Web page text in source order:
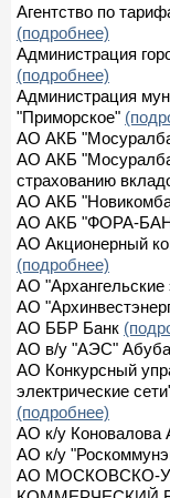
Агентство по
(подробнее)
Администрация
(подробнее)
Администрация
"Приморское"
АО АКБ
АО АКБ
страхованию
АО АКБ
АО АКБ "ФОРА-
АО Акционерный
(подробнее)
АО "Архангельские
АО
АО ББР Банк
АО в/у "АЭС"
АО Конкурсный
электрические
(подробнее)
АО к/у Коновалова
АО к/у
АО МОСКОВСКО-